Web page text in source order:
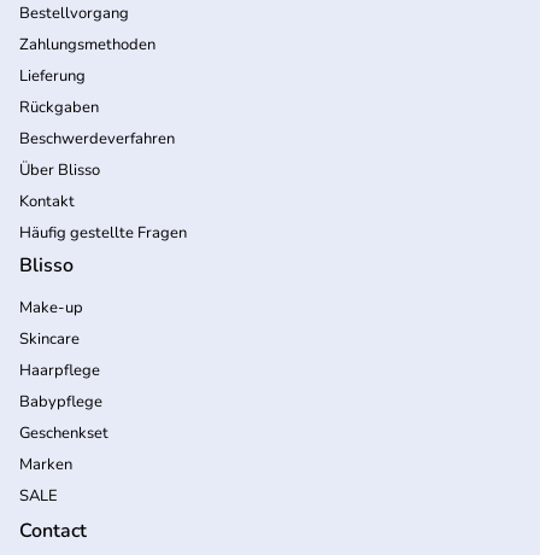
Bestellvorgang
Zahlungsmethoden
Lieferung
Rückgaben
Beschwerdeverfahren
Über Blisso
Kontakt
Häufig gestellte Fragen
Blisso
Make-up
Skincare
Haarpflege
Babypflege
Geschenkset
Marken
SALE
Contact